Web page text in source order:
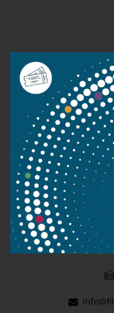
NATIONAL
1095